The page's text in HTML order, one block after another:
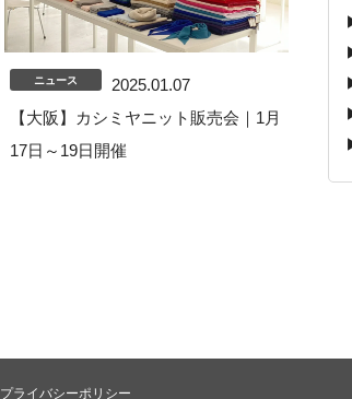
ニュース
2025.01.07
【大阪】カシミヤニット販売会｜1月
17日～19日開催
プライバシーポリシー